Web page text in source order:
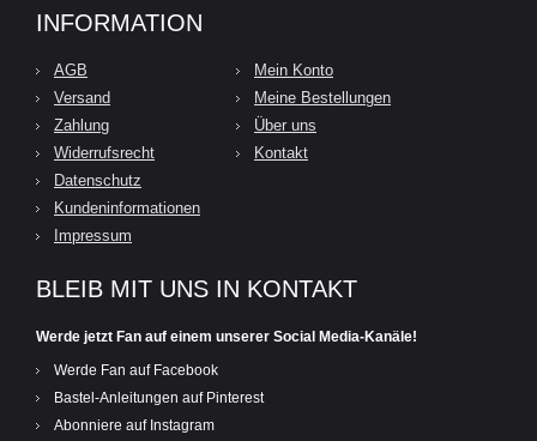
INFORMATION
AGB
Versand
Zahlung
Widerrufsrecht
Datenschutz
Kundeninformationen
Impressum
Mein Konto
Meine Bestellungen
Über uns
Kontakt
BLEIB MIT UNS IN KONTAKT
Werde jetzt Fan auf einem unserer Social Media-Kanäle!
Werde Fan auf Facebook
Bastel-Anleitungen auf Pinterest
Abonniere auf Instagram